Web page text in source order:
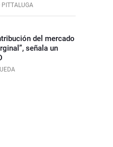
del mercado
señala un